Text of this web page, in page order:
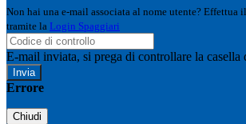
Non hai una e-mail associata al nome utente? Effettua
tramite la Login Spaggiari
E-mail inviata, si prega di controllare la casella
Errore
Chiudi